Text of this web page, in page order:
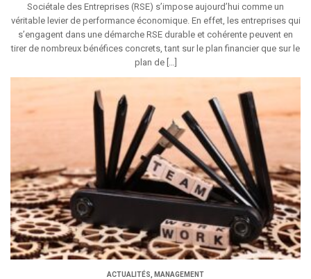
Sociétale des Entreprises (RSE) s’impose aujourd’hui comme un
véritable levier de performance économique. En effet, les entreprises qui
s’engagent dans une démarche RSE durable et cohérente peuvent en
tirer de nombreux bénéfices concrets, tant sur le plan financier que sur le
plan de […]
ACTUALITÉS MANAGEMENT